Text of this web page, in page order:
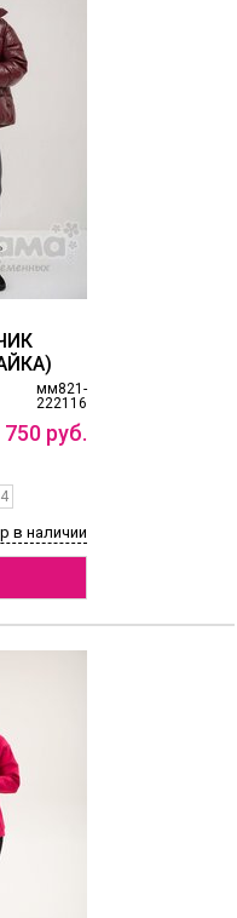
мм821-
222116
750 руб.
в наличии